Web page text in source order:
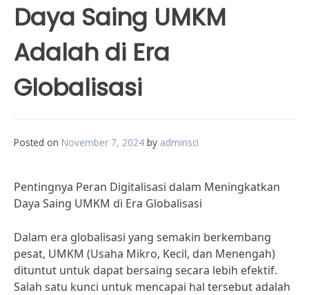
Daya Saing UMKM
Adalah di Era
Globalisasi
Posted on November 7, 2024 by adminsci
Pentingnya Peran Digitalisasi dalam Meningkatkan
Daya Saing UMKM di Era Globalisasi
Dalam era globalisasi yang semakin berkembang
pesat, UMKM (Usaha Mikro, Kecil, dan Menengah)
dituntut untuk dapat bersaing secara lebih efektif.
Salah satu kunci untuk mencapai hal tersebut adalah